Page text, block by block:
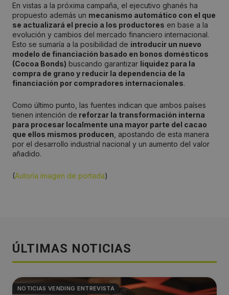
En vistas a la próxima campaña, el ejecutivo ghanés ha
propuesto además un mecanismo automático con el que
se actualizará el precio a los productores en base a la
evolución y cambios del mercado financiero internacional.
Esto se sumaría a la posibilidad de introducir un nuevo
modelo de financiación basado en bonos domésticos
(Cocoa Bonds) buscando garantizar liquidez para la
compra de grano y reducir la dependencia de la
financiación por compradores internacionales.
Como último punto, las fuentes indican que ambos países
tienen intención de reforzar la transformación interna
para procesar localmente una mayor parte del cacao
que ellos mismos producen , apostando de esta manera
por el desarrollo industrial nacional y un aumento del valor
añadido.
(Autoría imagen de portada)
ÚLTIMAS NOTICIAS
NOTICIAS VENDING ENTREVISTA